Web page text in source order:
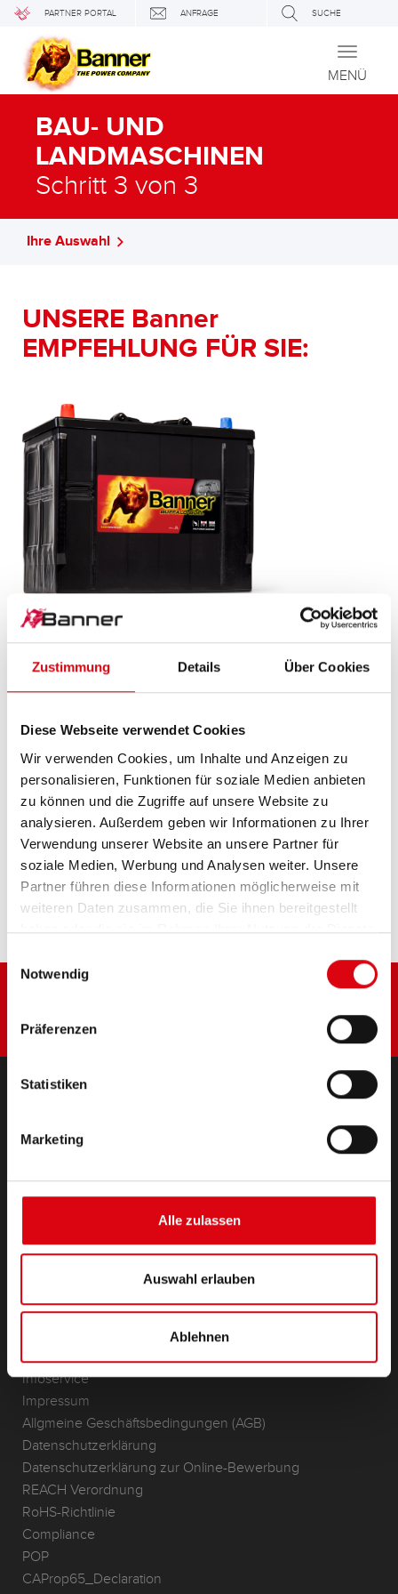
Zustimmung Details Über Cookies
Diese Webseite verwendet Cookies
Wir verwenden Cookies, um Inhalte und Anzeigen zu
personalisieren, Funktionen für soziale Medien anbieten
zu können und die Zugriffe auf unsere Website zu
analysieren. Außerdem geben wir Informationen zu Ihrer
Verwendung unserer Website an unsere Partner für
soziale Medien, Werbung und Analysen weiter. Unsere
Partner führen diese Informationen möglicherweise mit
weiteren Daten zusammen, die Sie ihnen bereitgestellt
haben oder die sie im Rahmen Ihrer Nutzung der Dienste
Notwendig
Präferenzen
Statistiken
Marketing
Alle zulassen
Auswahl erlauben
Ablehnen
PARTNER PORTAL ANFRAGE SUCHE
Toggle
MENÜ
BAU- UND
LANDMASCHINEN
Schritt 3 von 3
Ihre Auswahl
UNSERE Banner
EMPFEHLUNG FÜR SIE:
Buffalo Bull SLI
625 13
Originalqualität zum Nachrüsten (OE).
PRODUKTDETAILS >
Diese Batterie kaufen:
HÄNDLER & EINBAUSERVICE >
Starter- & Bordnetzbatterien
Anwendungsbereiche
Standorte & Kontakt
ANFRAGE
Infoservice
Impressum
Allgmeine Geschäftsbedingungen (AGB)
Datenschutzerklärung
Datenschutzerklärung zur Online-Bewerbung
REACH Verordnung
RoHS-Richtlinie
Compliance
POP
CAProp65_Declaration